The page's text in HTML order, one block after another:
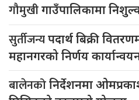
गौमुखीगाउँपालिकामा
सुर्तीजन्यपदार्थ बिक्री
महानगरको निर्णय
बालेनकोनिर्देशनमा